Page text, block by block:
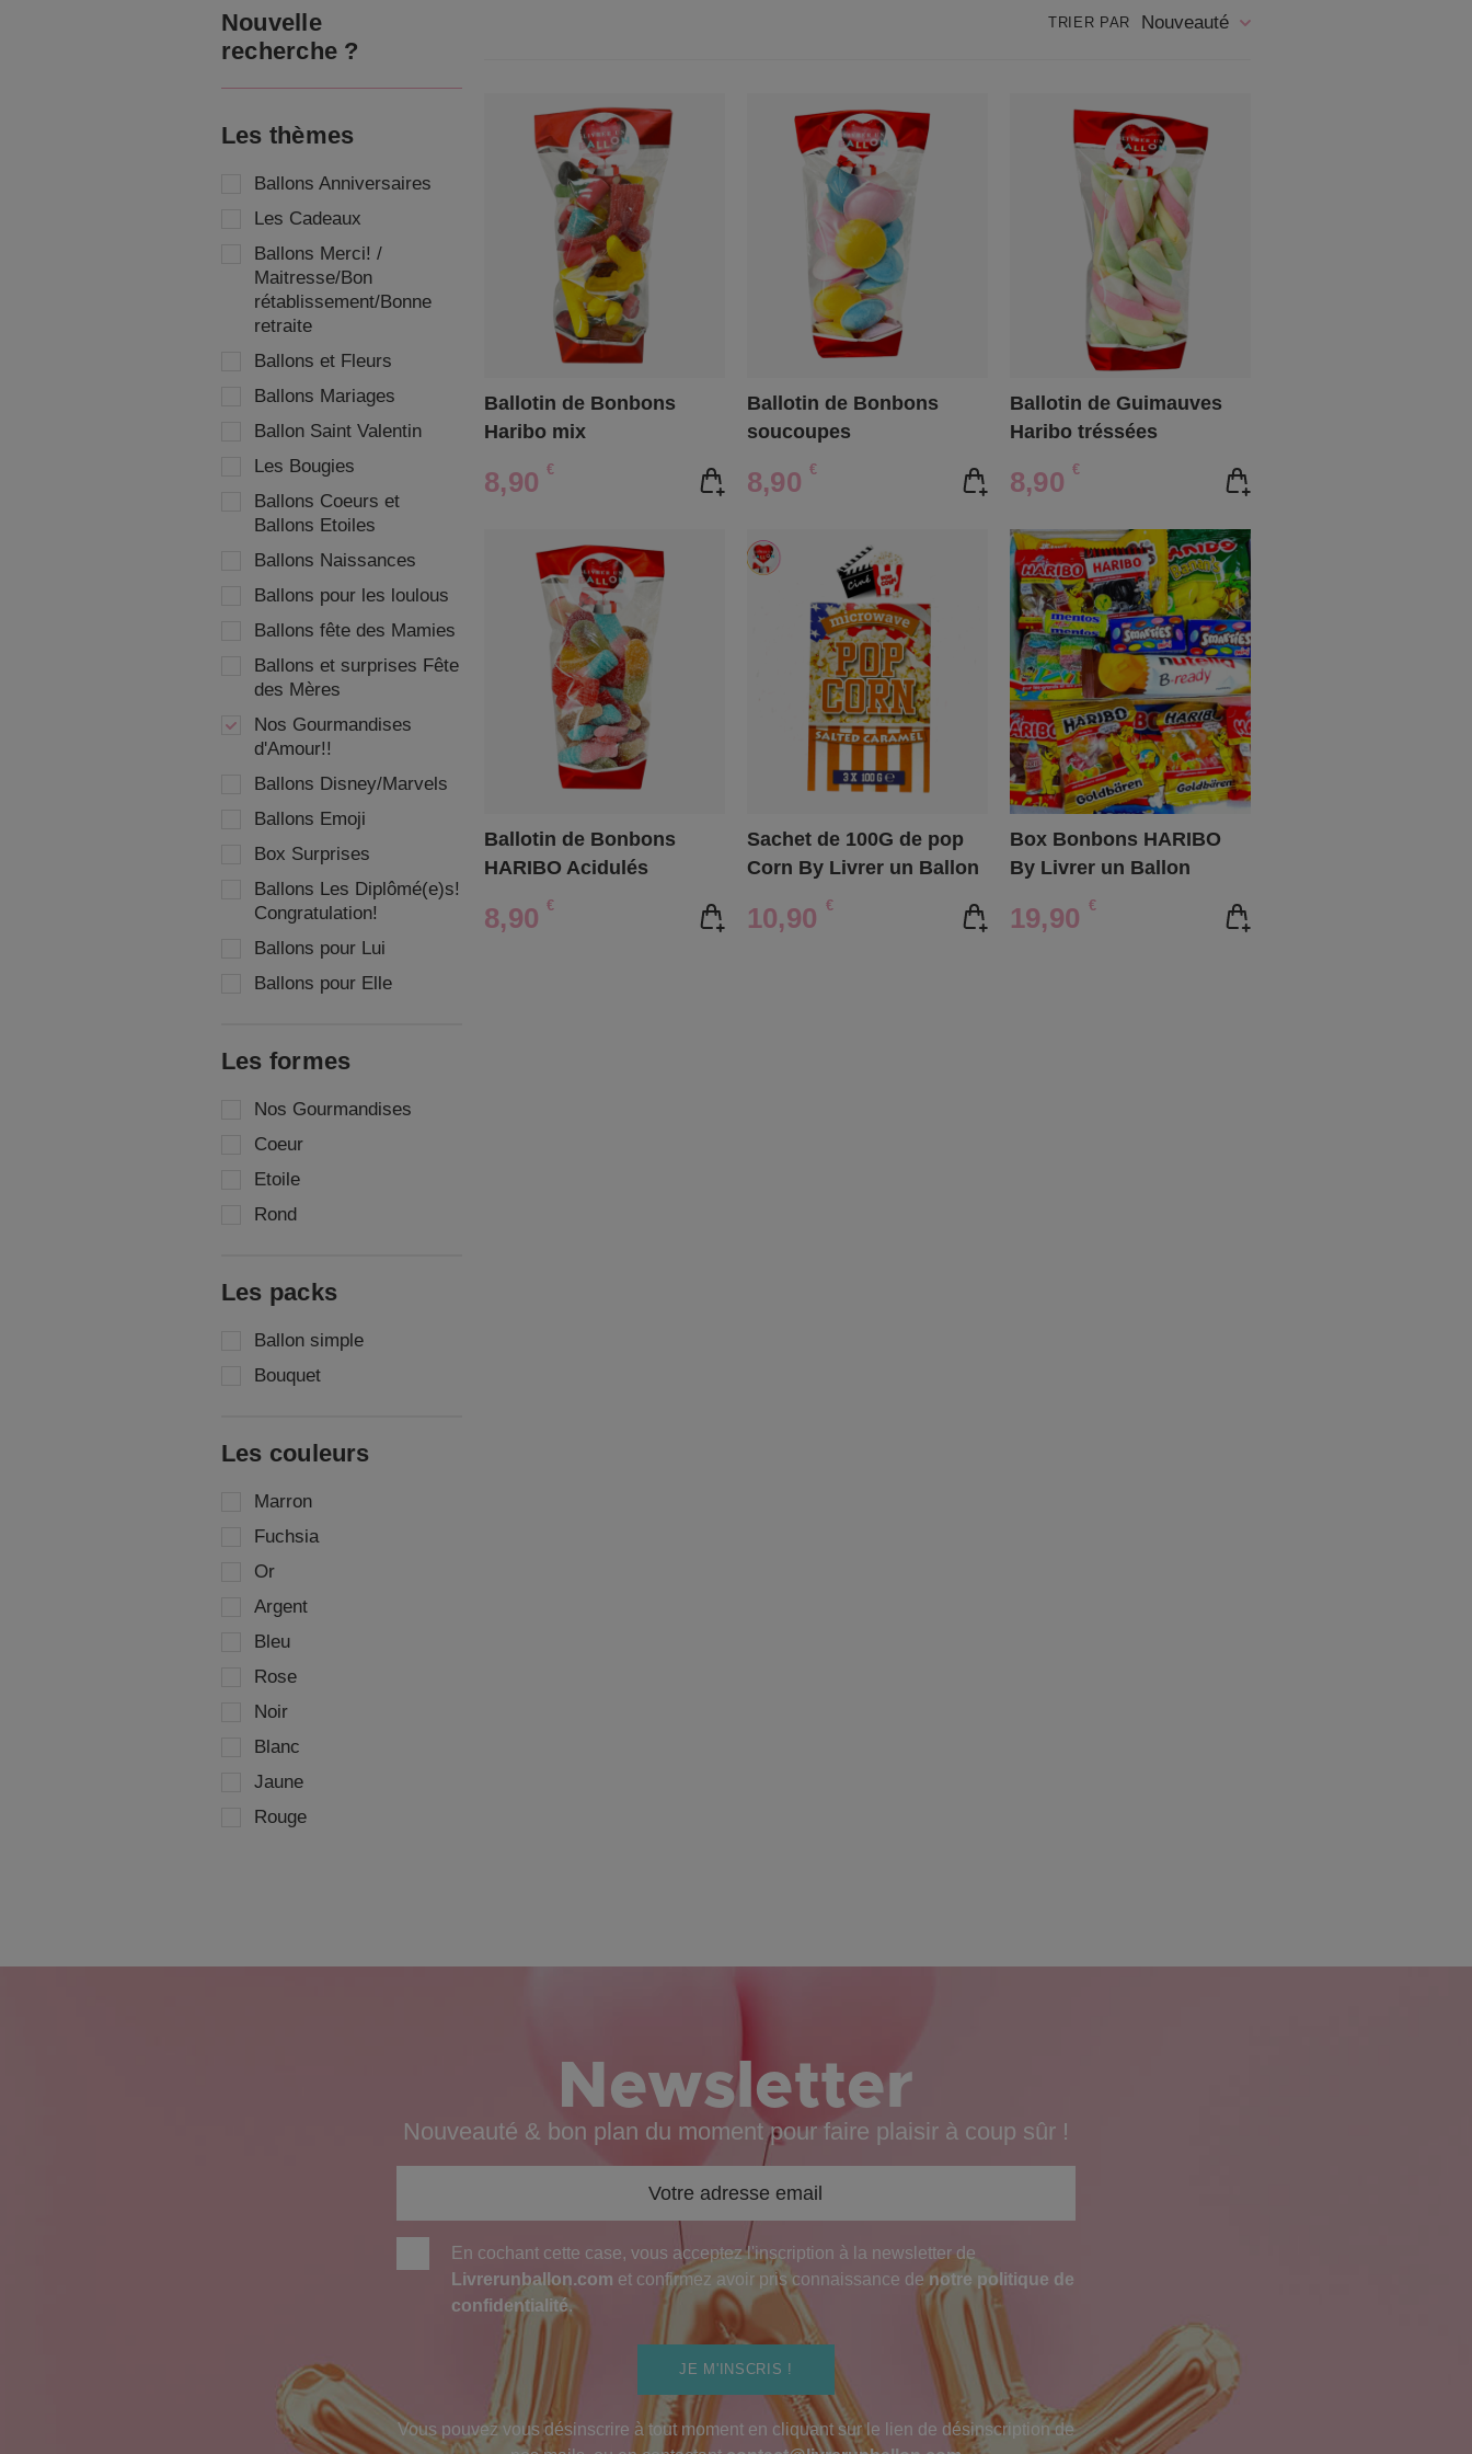
TRIER PAR Nouveauté
Ballotin de Bonbons
Haribo mix
8,90 €
Ballotin de Bonbons
soucoupes
8,90 €
Ballotin de Guimauves
Haribo tréssées
8,90 €
Ballotin de Bonbons
HARIBO Acidulés
8,90 €
Sachet de 100G de pop
Corn By Livrer un Ballon
10,90 €
Box Bonbons HARIBO
By Livrer un Ballon
19,90 €
Nouvelle
recherche ?
Les thèmes
Ballons Anniversaires
Les Cadeaux
Ballons Merci! /
Maitresse/Bon
rétablissement/Bonne
retraite
Ballons et Fleurs
Ballons Mariages
Ballon Saint Valentin
Les Bougies
Ballons Coeurs et
Ballons Etoiles
Ballons Naissances
Ballons pour les loulous
Ballons fête des Mamies
Ballons et surprises Fête
des Mères
Nos Gourmandises
d'Amour!!
Ballons Disney/Marvels
Ballons Emoji
Box Surprises
Ballons Les Diplômé(e)s!
Congratulation!
Ballons pour Lui
Ballons pour Elle
Les formes
Nos Gourmandises
Coeur
Etoile
Rond
Les packs
Ballon simple
Bouquet
Les couleurs
Marron
Fuchsia
Or
Argent
Bleu
Rose
Noir
Blanc
Jaune
Rouge
Newsletter
Nouveauté & bon plan du moment pour faire plaisir à coup sûr !
En cochant cette case, vous acceptez l'inscription à la newsletter de
Livrerunballon.com et confirmez avoir pris connaissance de notre politique de
confidentialité.
JE M'INSCRIS !
Vous pouvez vous désinscrire à tout moment en cliquant sur le lien de désinscription de